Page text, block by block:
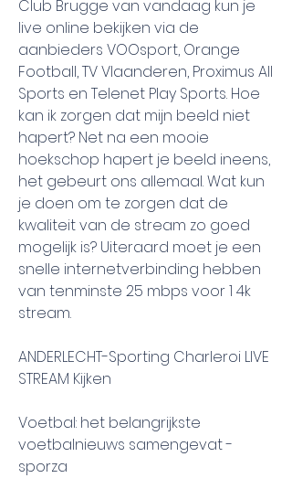
Club Brugge van vandaag kun je
live online bekijken via de
aanbieders VOOsport, Orange
Football, TV Vlaanderen, Proximus All
Sports en Telenet Play Sports. Hoe
kan ik zorgen dat mijn beeld niet
hapert? Net na een mooie
hoekschop hapert je beeld ineens,
het gebeurt ons allemaal. Wat kun
je doen om te zorgen dat de
kwaliteit van de stream zo goed
mogelijk is? Uiteraard moet je een
snelle internetverbinding hebben
van tenminste 25 mbps voor 1 4k
stream.
ANDERLECHT-Sporting Charleroi LIVE
STREAM Kijken
Voetbal: het belangrijkste
voetbalnieuws samengevat -
sporza